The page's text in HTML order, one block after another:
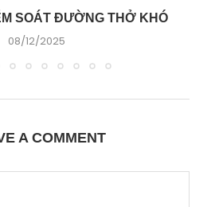
SOÁT ĐƯỜNG THỞ KHÓ
08/12/2025
A COMMENT